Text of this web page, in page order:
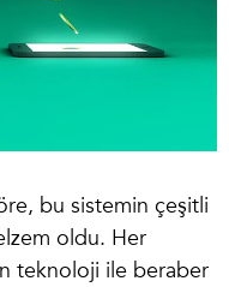
bu sistemin çeşitli
oldu. Her
teknoloji ile beraber